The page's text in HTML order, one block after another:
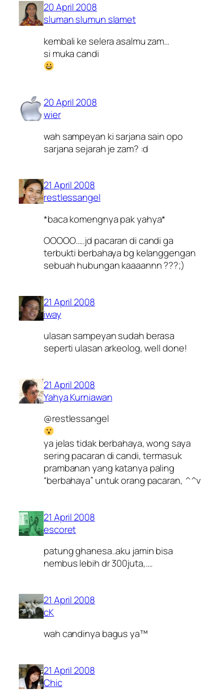
20 April 2008
sluman slumun slamet
kembali ke selera asalmu zam…
si muka candi
20 April 2008
wier
wah sampeyan ki sarjana sain opo
sarjana sejarah je zam? :d
21 April 2008
restlessangel
*baca komengnya pak yahya*
OOOOO…..jd pacaran di candi ga
terbukti berbahaya bg kelanggengan
sebuah hubungan kaaaannn ???;)
21 April 2008
iway
ulasan sampeyan sudah berasa
seperti ulasan arkeolog, well done!
21 April 2008
Yahya Kurniawan
@restlessangel
ya jelas tidak berbahaya, wong saya
sering pacaran di candi, termasuk
prambanan yang katanya paling
“berbahaya” untuk orang pacaran, ^^v
21 April 2008
escoret
patung ghanesa..aku jamin bisa
nembus lebih dr 300juta,….
21 April 2008
cK
wah candinya bagus ya™
21 April 2008
Chic